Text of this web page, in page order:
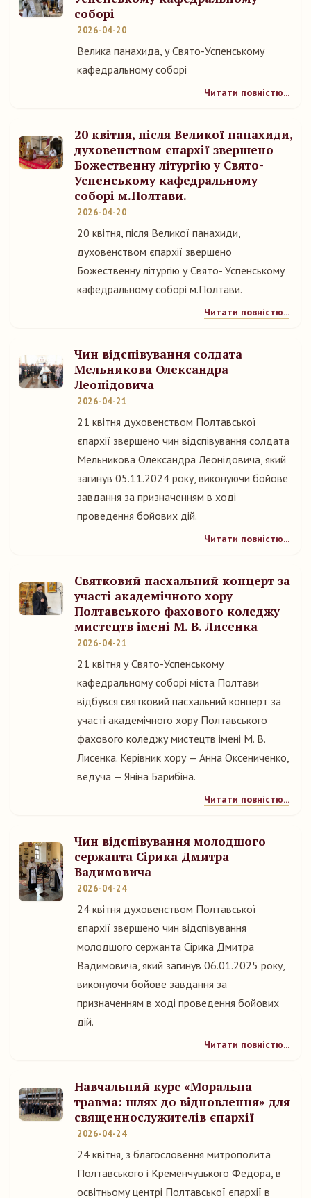
соборі
2026-04-20
Велика панахида, у Свято-Успенському
кафедральному соборі
Читати повністю...
20 квітня, після Великої панахиди,
духовенством єпархії звершено
Божественну літургію у Свято-
Успенському кафедральному
соборі м.Полтави.
2026-04-20
20 квітня, після Великої панахиди,
духовенством єпархії звершено
Божественну літургію у Свято- Успенському
кафедральному соборі м.Полтави.
Читати повністю...
Чин відспівування солдата
Мельникова Олександра
Леонідовича
2026-04-21
21 квітня духовенством Полтавської
єпархії звершено чин відспівування солдата
Мельникова Олександра Леонідовича, який
загинув 05.11.2024 року, виконуючи бойове
завдання за призначенням в ході
проведення бойових дій.
Читати повністю...
Святковий пасхальний концерт за
участі академічного хору
Полтавського фахового коледжу
мистецтв імені М. В. Лисенка
2026-04-21
21 квітня у Свято-Успенському
кафедральному соборі міста Полтави
відбувся святковий пасхальний концерт за
участі академічного хору Полтавського
фахового коледжу мистецтв імені М. В.
Лисенка. Керівник хору — Анна Оксениченко,
ведуча — Яніна Барибіна.
Читати повністю...
Чин відспівування молодшого
сержанта Сірика Дмитра
Вадимовича
2026-04-24
24 квітня духовенством Полтавської
єпархії звершено чин відспівування
молодшого сержанта Сірика Дмитра
Вадимовича, який загинув 06.01.2025 року,
виконуючи бойове завдання за
призначенням в ході проведення бойових
дій.
Читати повністю...
Навчальний курс «Моральна
травма: шлях до відновлення» для
священнослужителів єпархії
2026-04-24
24 квітня, з благословення митрополита
Полтавського і Кременчуцького Федора, в
освітньому центрі Полтавської єпархії в